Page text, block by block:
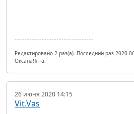
Редактировано 2 раз(а). Последний раз 2020-
ОксанаЯлта.
26 июня 2020 14:15
Vit.Vas